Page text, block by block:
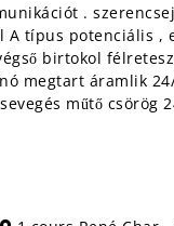
.
A típus
birtokol
megtart áramlik
műtő